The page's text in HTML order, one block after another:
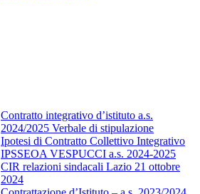
Contratto integrativo d’istituto a.s.
2024/2025 Verbale di stipulazione
Ipotesi di Contratto Collettivo Integrativo
IPSSEOA VESPUCCI a.s. 2024-2025
CIR relazioni sindacali Lazio 21 ottobre
2024